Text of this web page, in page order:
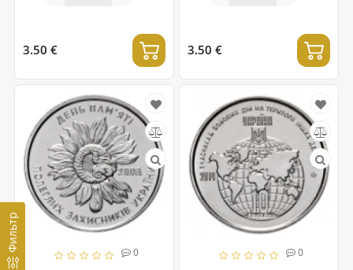
Фильтр
3.50 € 3.50 €
0 0